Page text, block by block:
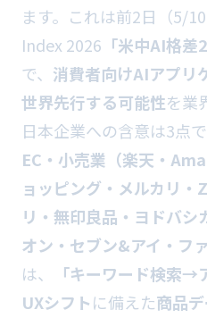
ます。これは前2日（5/
Index 2026 「米中AI格差
で、 消費者向けAIアプリ
世界先行する可能性を業
日本企業への含意は3点で
EC・小売業（楽天・
ョッピング・メルカリ・
リ・無印良品・ヨドバシ
オン・セブン&アイ・フ
は、
「キーワード検索→
UXシフトに備えた商品